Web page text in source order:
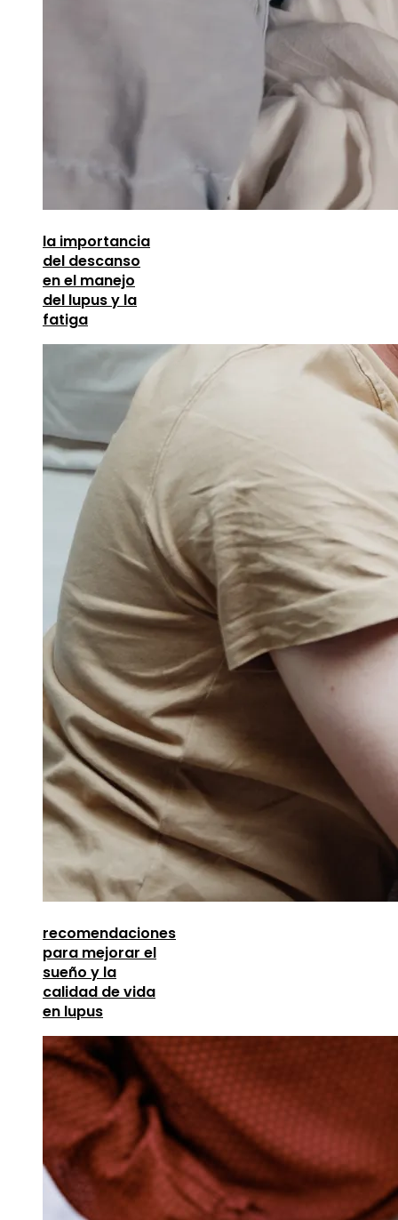
la importancia
del descanso
en el manejo
del lupus y la
fatiga
recomendaciones
para mejorar el
sueño y la
calidad de vida
en lupus